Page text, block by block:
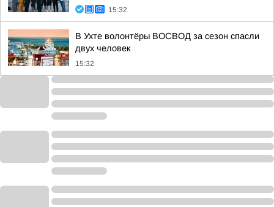
15:32
В Ухте волонтёры ВОСВОД за сезон спасли
двух человек
15:32